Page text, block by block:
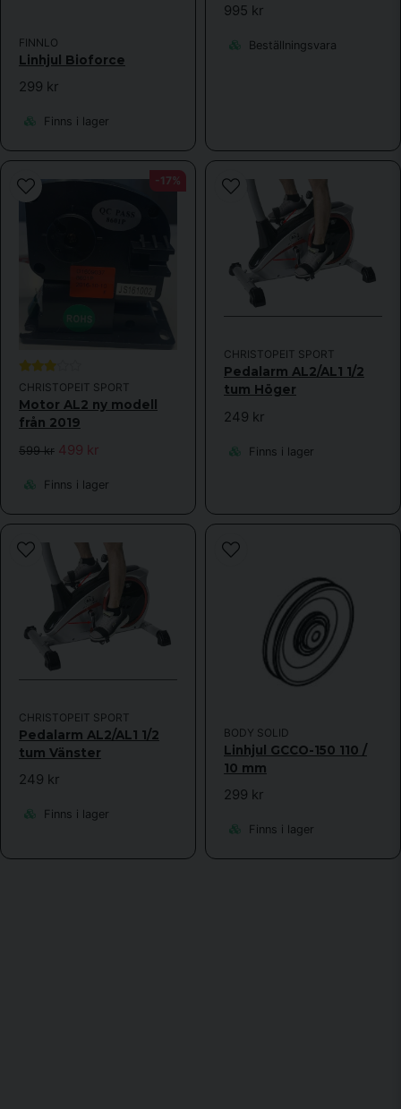
FINNLO
Linhjul Bioforce
299 kr
Finns i lager
995 kr
Beställningsvara
CHRISTOPEIT SPORT
Motor AL2 ny modell
från 2019
599 kr 499 kr
Finns i lager
-17%
CHRISTOPEIT SPORT
Pedalarm AL2/AL1 1/2
tum Höger
249 kr
Finns i lager
CHRISTOPEIT SPORT
Pedalarm AL2/AL1 1/2
tum Vänster
249 kr
Finns i lager
BODY SOLID
Linhjul GCCO-150 110 /
10 mm
299 kr
Finns i lager